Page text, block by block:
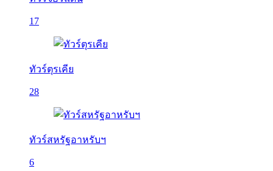
17
ทัวร์ตุรเคีย
28
ทัวร์สหรัฐอาหรับฯ
6